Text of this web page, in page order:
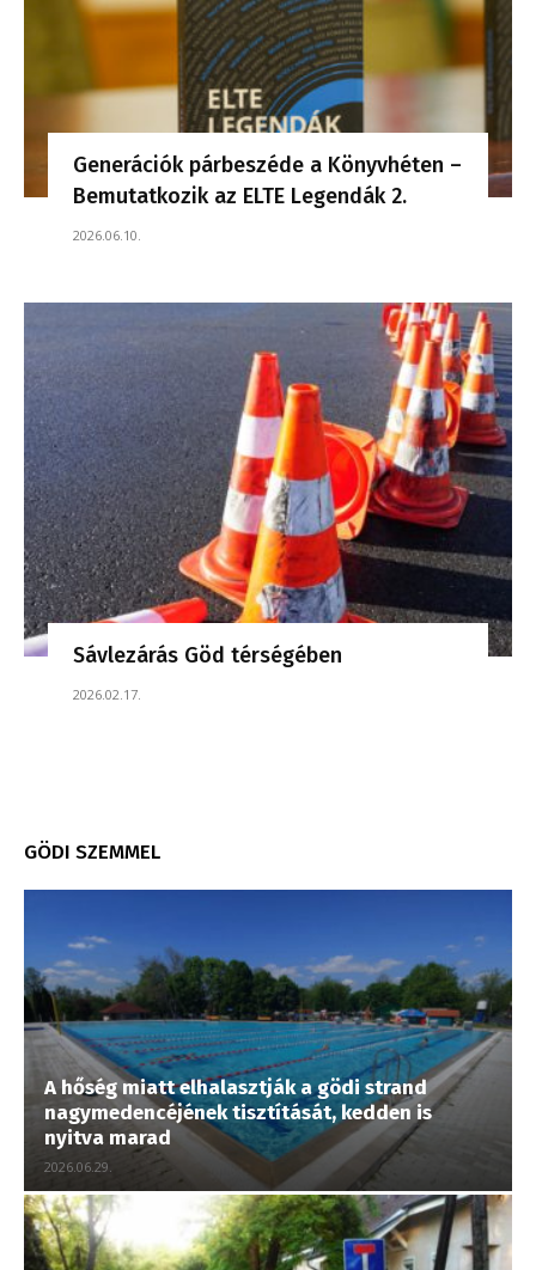
Generációk párbeszéde a Könyvhéten –
Bemutatkozik az ELTE Legendák 2.
2026.06.10.
Sávlezárás Göd térségében
2026.02.17.
GÖDI SZEMMEL
A hőség miatt elhalasztják a gödi strand
nagymedencéjének tisztítását, kedden is
nyitva marad
2026.06.29.